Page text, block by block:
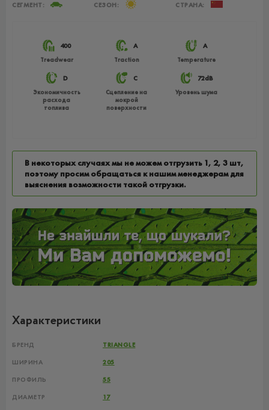
400
Treadwear
A
Traction
A
Temperature
D
Экономичность
расхода
топлива
C
Сцепление на
мокрой
поверхности
72dB
Уровень шума
СЕГМЕНТ: СЕЗОН: СТРАНА:
В некоторых случаях мы не можем отгрузить 1, 2, 3 шт,
поэтому просим обращаться к нашим менеджерам для
выяснения возможности такой отгрузки.
Характеристики
БРЕНД TRIANGLE
ШИРИНА 205
ПРОФИЛЬ 55
ДИАМЕТР 17